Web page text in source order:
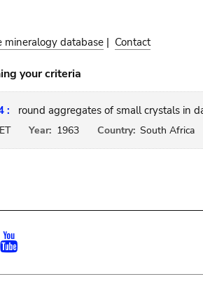
mineralogy database | Contact
your criteria
: round aggregates of small crystals in
Year: 1963 Country: South Africa
Instagram